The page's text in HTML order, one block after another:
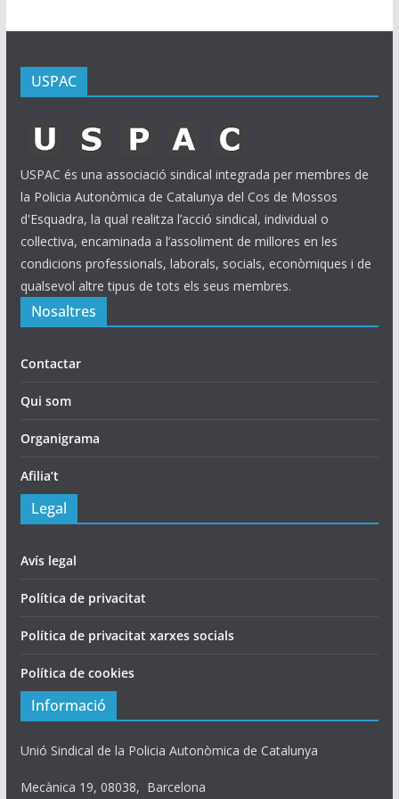
USPAC
USPAC és una associació sindical integrada per membres de
la Policia Autonòmica de Catalunya del Cos de Mossos
d'Esquadra, la qual realitza l’acció sindical, individual o
col·lectiva, encaminada a l’assoliment de millores en les
condicions professionals, laborals, socials, econòmiques i de
qualsevol altre tipus de tots els seus membres.
Nosaltres
Contactar
Qui som
Organigrama
Afilia’t
Legal
Avís legal
Política de privacitat
Política de privacitat xarxes socials
Política de cookies
Informació
Unió Sindical de la Policia Autonòmica de Catalunya
Mecànica 19, 08038, Barcelona